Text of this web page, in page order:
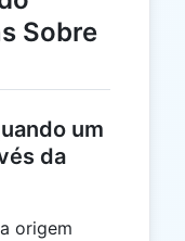
Sobre
um
da
origem